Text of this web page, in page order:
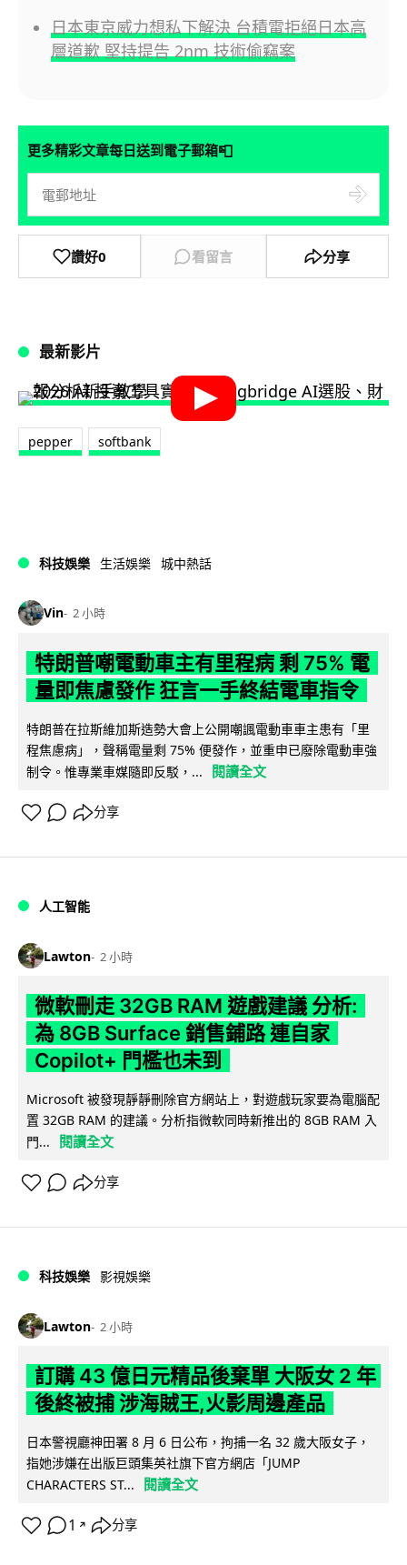
日本東京威力想私下解決 台積電拒絕日本高
層道歉 堅持提告 2nm 技術偷竊案
更多精彩文章每日送到電子郵箱📮
讚好0 看留言 分享
最新影片
pepper softbank
科技娛樂 生活娛樂 城中熱話
Vin 2 小時
特朗普嘲電動車主有里程病 剩 75% 電
量即焦慮發作 狂言一手終結電車指令
特朗普在拉斯維加斯造勢大會上公開嘲諷電動車車主患有「里
程焦慮病」，聲稱電量剩 75% 便發作，並重申已廢除電動車強
制令。惟專業車媒隨即反駁，...
閱讀全文
分享
人工智能
Lawton 2 小時
微軟刪走 32GB RAM 遊戲建議 分析:
為 8GB Surface 銷售鋪路 連自家
Copilot+ 門檻也未到
Microsoft 被發現靜靜刪除官方網站上，對遊戲玩家要為電腦配
置 32GB RAM 的建議。分析指微軟同時新推出的 8GB RAM 入
門...
閱讀全文
分享
科技娛樂 影視娛樂
Lawton 2 小時
訂購 43 億日元精品後棄單 大阪女 2 年
後終被捕 涉海賊王,火影周邊產品
日本警視廳神田署 8 月 6 日公布，拘捕一名 32 歲大阪女子，
指她涉嫌在出版巨頭集英社旗下官方網店「JUMP
CHARACTERS ST...
閱讀全文
1 ↗ 分享